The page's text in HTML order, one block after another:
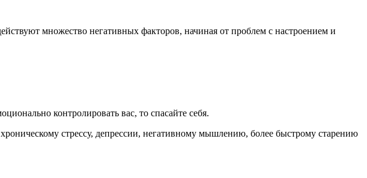
множество негативных факторов, начиная от проблем с настроением и
контролировать вас, то спасайте себя.
стрессу, депрессии, негативному мышлению, более быстрому старению